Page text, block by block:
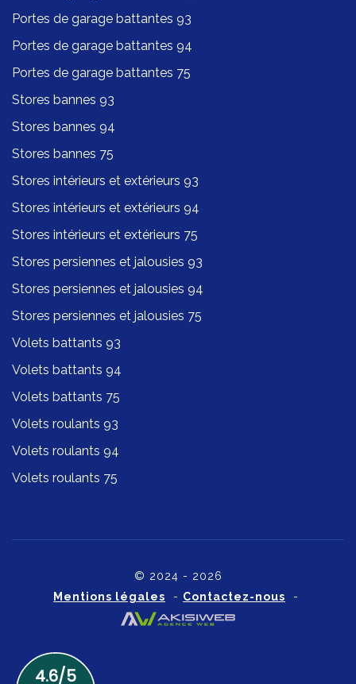
Portes de garage battantes 93
Portes de garage battantes 94
Portes de garage battantes 75
Stores bannes 93
Stores bannes 94
Stores bannes 75
Stores intérieurs et extérieurs 93
Stores intérieurs et extérieurs 94
Stores intérieurs et extérieurs 75
Stores persiennes et jalousies 93
Stores persiennes et jalousies 94
Stores persiennes et jalousies 75
Volets battants 93
Volets battants 94
Volets battants 75
Volets roulants 93
Volets roulants 94
Volets roulants 75
© 2024 - 2026
Mentions légales - Contactez-nous -